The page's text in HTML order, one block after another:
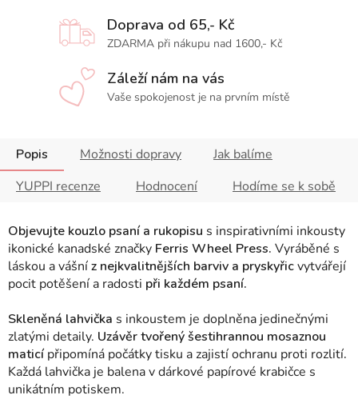
Doprava od 65,- Kč
ZDARMA při nákupu nad 1600,- Kč
Záleží nám na vás
Vaše spokojenost je na prvním místě
Popis Možnosti dopravy
Jak balíme
YUPPI recenze
Hodnocení Hodíme se k sobě
Objevujte kouzlo psaní a rukopisu s inspirativními inkousty
ikonické kanadské značky Ferris Wheel Press. Vyráběné s
láskou a vášníz nejkvalitnějších barviv a pryskyřicvytvářejí
pocit potěšení a radosti při každém psaní.
Skleněná lahvička s inkoustem je doplněna jedinečnými
zlatými detaily. Uzávěr tvořený šestihrannou mosaznou
maticípřipomíná počátky tisku a zajistí ochranu proti rozlití.
Každá lahvička je balena v dárkové papírové krabičce s
unikátním potiskem.